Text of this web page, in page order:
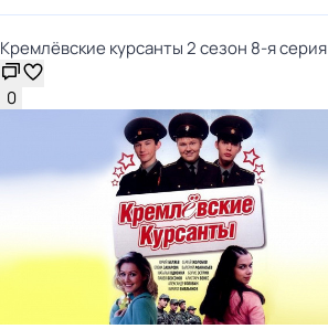
Кремлёвские курсанты 2 сезон 8-я серия
0